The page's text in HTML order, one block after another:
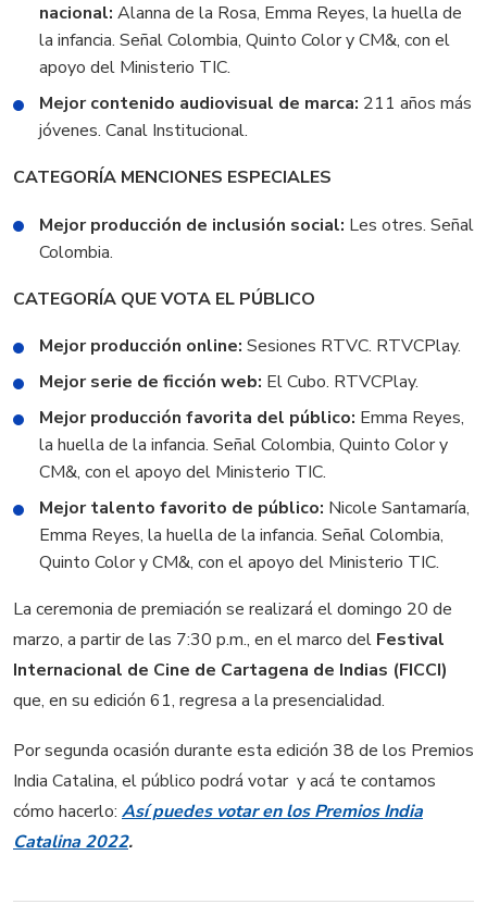
nacional: Alanna de la Rosa, Emma Reyes, la huella de
la infancia. Señal Colombia, Quinto Color y CM&, con el
apoyo del Ministerio TIC.
Mejor contenido audiovisual de marca: 211 años más
jóvenes. Canal Institucional.
CATEGORÍA MENCIONES ESPECIALES
Mejor producción de inclusión social: Les otres. Señal
Colombia.
CATEGORÍA QUE VOTA EL PÚBLICO
Mejor producción online: Sesiones RTVC. RTVCPlay.
Mejor serie de ficción web: El Cubo. RTVCPlay.
Mejor producción favorita del público: Emma Reyes,
la huella de la infancia. Señal Colombia, Quinto Color y
CM&, con el apoyo del Ministerio TIC.
Mejor talento favorito de público: Nicole Santamaría,
Emma Reyes, la huella de la infancia. Señal Colombia,
Quinto Color y CM&, con el apoyo del Ministerio TIC.
La ceremonia de premiación se realizará el domingo 20 de
marzo, a partir de las 7:30 p.m., en el marco del Festival
Internacional de Cine de Cartagena de Indias (FICCI)
que, en su edición 61, regresa a la presencialidad.
Por segunda ocasión durante esta edición 38 de los Premios
India Catalina, el público podrá votar y acá te contamos
cómo hacerlo: Así puedes votar en los Premios India
Catalina 2022.